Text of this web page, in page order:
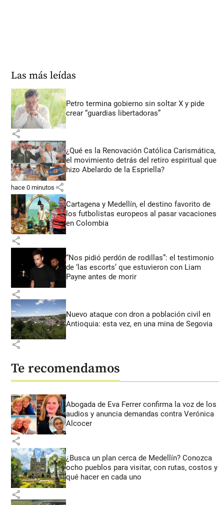
Las más leídas
Petro termina gobierno sin soltar X y pide
crear “guardias libertadoras”
share
¿Qué es la Renovación Católica Carismática,
el movimiento detrás del retiro espiritual que
hizo Abelardo de la Espriella?
hace 0 minutos share
Cartagena y Medellín, el destino favorito de
los futbolistas europeos al pasar vacaciones
en Colombia
share
“Nos pidió perdón de rodillas”: el testimonio
de ‘las escorts’ que estuvieron con Liam
Payne antes de morir
share
Nuevo ataque con dron a población civil en
Antioquia: esta vez, en una mina de Segovia
share
Te recomendamos
Abogada de Eva Ferrer confirma la voz de los
audios y anuncia demandas contra Verónica
Alcocer
share
¿Busca un plan cerca de Medellín? Conozca
ocho pueblos para visitar, con rutas, costos y
qué hacer en cada uno
share